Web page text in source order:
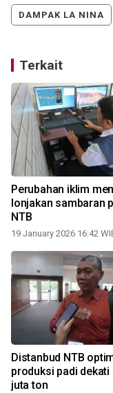
DAMPAK LA NINA
Terkait
Perubahan iklim
lonjakan sambaran
NTB
19 January 2026 16:42
Distanbud NTB
produksi padi dekati
juta ton